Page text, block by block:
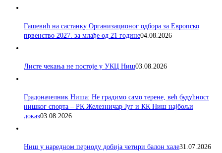
Гашевић на састанку Организационог одбора за Европско
првенство 2027. за млађе од 21 године04.08.2026
Листе чекања не постоје у УКЦ Ниш03.08.2026
Градоначелник Ниша: Не градимо само терене, већ будућност
нишког спорта – РК Железничар Југ и КК Ниш најбољи
доказ03.08.2026
Ниш у наредном периоду добија четири балон хале31.07.2026